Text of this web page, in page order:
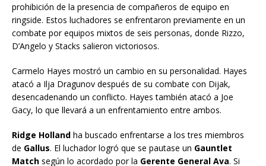
prohibición de la presencia de compañeros de equipo en
ringside. Estos luchadores se enfrentaron previamente en un
combate por equipos mixtos de seis personas, donde Rizzo,
D’Angelo y Stacks salieron victoriosos.
Carmelo Hayes mostró un cambio en su personalidad. Hayes
atacó a Ilja Dragunov después de su combate con Dijak,
desencadenando un conflicto. Hayes también atacó a Joe
Gacy, lo que llevará a un enfrentamiento entre ambos.
Ridge Holland ha buscado enfrentarse a los tres miembros
de Gallus. El luchador logró que se pautase un Gauntlet
Match según lo acordado por la Gerente General Ava. Si